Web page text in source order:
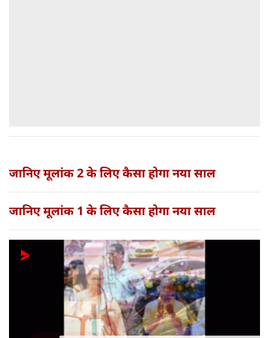
जानिए मूलांक 2 के लिए कैसा होगा नया साल
जानिए मूलांक 1 के लिए कैसा होगा नया साल